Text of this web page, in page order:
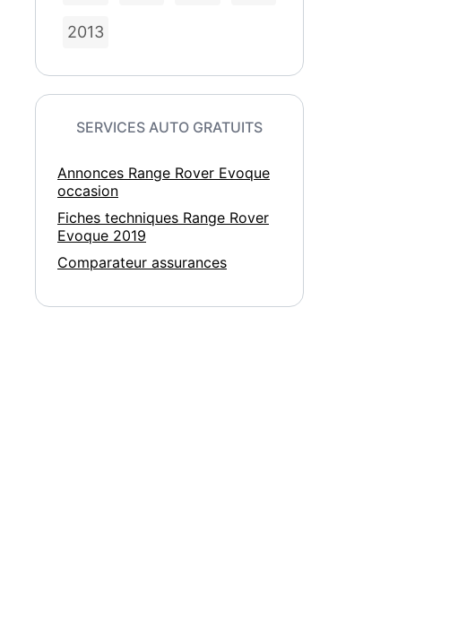
2013
SERVICES AUTO GRATUITS
Annonces Range Rover Evoque
occasion
Fiches techniques Range Rover
Evoque 2019
Comparateur assurances